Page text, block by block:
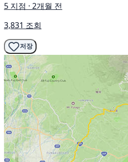
5 지점 · 2개월 전
3,831 조회
저장